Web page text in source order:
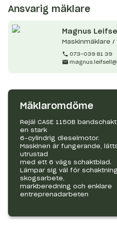
Ansvarig mäklare
Magnus
Maskinmäklare /
073-039 81 39
Mäklaromdöme
Rejäl CASE 1150B
en stark
6-cylindrig dieselmotor.
Maskinen är fungerande,
utrustad
med ett 6 vägs schaktblad.
Lämpar sig väl för schaktning,
skogsarbete,
markberedning och enklare
entreprenadarbeten